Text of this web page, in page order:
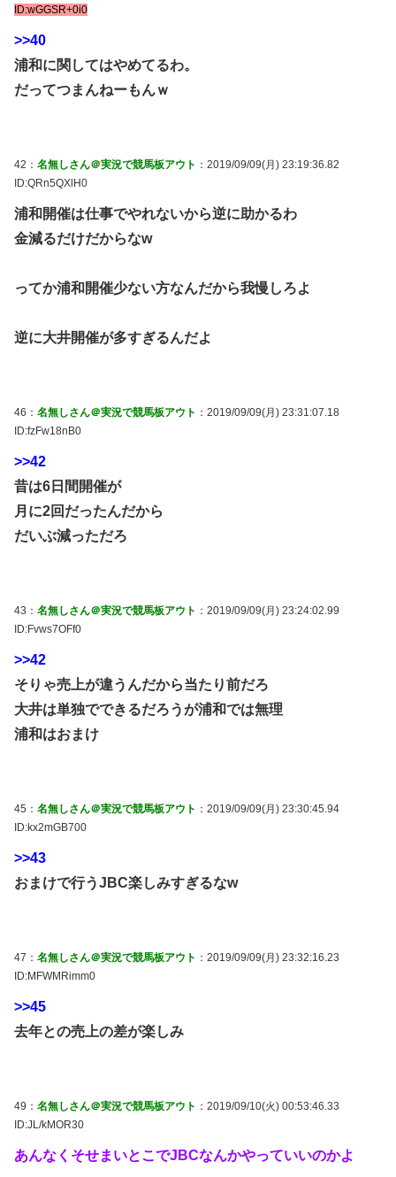
ID:wGGSR+0i0
>>40
浦和に関してはやめてるわ。
だってつまんねーもんｗ
42： 名無しさん＠実況で競馬板アウト ：2019/09/09(月) 23:19:36.82
ID:QRn5QXlH0
浦和開催は仕事でやれないから逆に助かるわ
金減るだけだからなw
ってか浦和開催少ない方なんだから我慢しろよ
逆に大井開催が多すぎるんだよ
46： 名無しさん＠実況で競馬板アウト ：2019/09/09(月) 23:31:07.18
ID:fzFw18nB0
>>42
昔は6日間開催が
月に2回だったんだから
だいぶ減っただろ
43： 名無しさん＠実況で競馬板アウト ：2019/09/09(月) 23:24:02.99
ID:Fvws7OFf0
>>42
そりゃ売上が違うんだから当たり前だろ
大井は単独でできるだろうが浦和では無理
浦和はおまけ
45： 名無しさん＠実況で競馬板アウト ：2019/09/09(月) 23:30:45.94
ID:kx2mGB700
>>43
おまけで行うJBC楽しみすぎるなw
47： 名無しさん＠実況で競馬板アウト ：2019/09/09(月) 23:32:16.23
ID:MFWMRimm0
>>45
去年との売上の差が楽しみ
49： 名無しさん＠実況で競馬板アウト ：2019/09/10(火) 00:53:46.33
ID:JL/kMOR30
あんなくそせまいとこでJBCなんかやっていいのかよ